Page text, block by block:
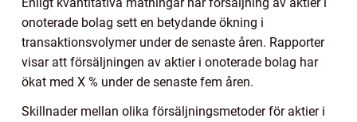
onoterade bolag sett en betydande ökning i
transaktionsvolymer under de senaste åren. Rapporter
visar att försäljningen av aktier i onoterade bolag har
ökat med X % under de senaste fem åren.
Skillnader mellan olika försäljningsmetoder för aktier i